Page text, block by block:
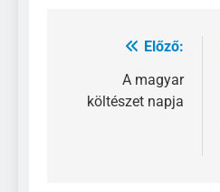
Bejegyzés
navigáció
Előző:
A magyar
költészet napja